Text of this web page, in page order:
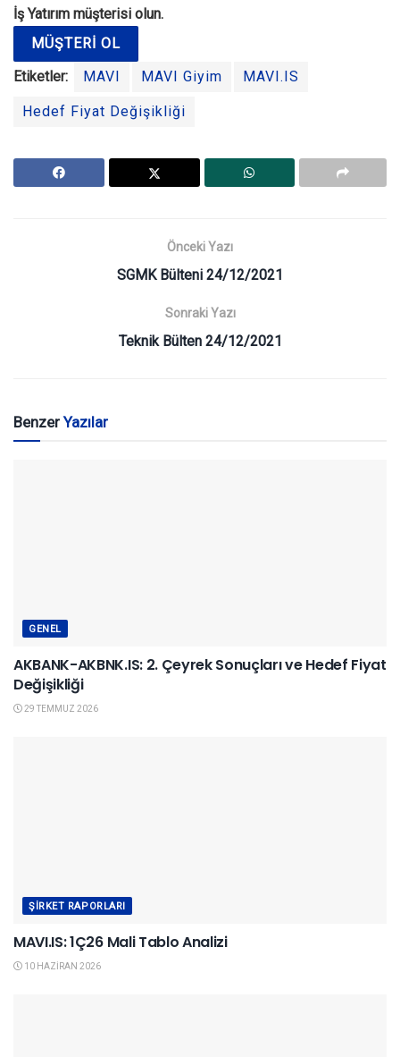
İş Yatırım müşterisi olun.
MÜŞTERI OL
Etiketler:
MAVI MAVI Giyim MAVI.IS
Hedef Fiyat Değişikliği
Önceki Yazı
SGMK Bülteni 24/12/2021
Sonraki Yazı
Teknik Bülten 24/12/2021
BenzerYazılar
GENEL
AKBANK-AKBNK.IS: 2. Çeyrek Sonuçları ve Hedef Fiyat
Değişikliği
29 TEMMUZ 2026
ŞIRKET RAPORLARI
MAVI.IS: 1Ç26 Mali Tablo Analizi
10 HAZIRAN 2026